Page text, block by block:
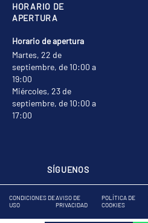
HORARIO DE
APERTURA
Horario de apertura
Martes, 22 de
septiembre, de 10:00 a
19:00
Miércoles, 23 de
septiembre, de 10:00 a
17:00
SÍGUENOS
CONDICIONES DE
USO
AVISO DE
PRIVACIDAD
POLÍTICA DE
COOKIES